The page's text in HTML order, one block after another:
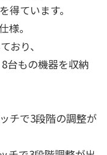
得ています。
様。
おり、
台もの機器を収納
チで3段階の調整が